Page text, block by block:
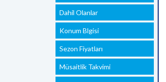
Dahil Olanlar
Konum Blgisi
Sezon Fiyatları
Müsaitlik Takvimi